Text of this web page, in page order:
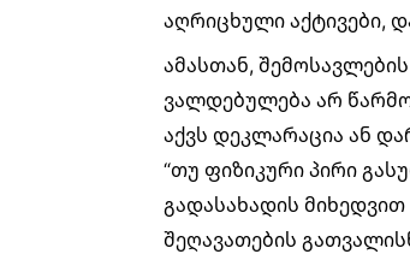
აღრიცხული აქტივები,
ამასთან,
ვალდებულება არ
აქვს დეკლარაცია ან
“თუ ფიზიკური პირი
გადასახადის
შეღავათების